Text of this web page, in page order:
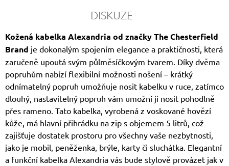
DISKUZE
Kožená kabelka Alexandria od značky The Chesterfield
Brand je dokonalým spojením elegance a praktičnosti, která
zaručeně upoutá svým půlměsíčkovým tvarem. Díky dvěma
popruhům nabízí flexibilní možnosti nošení – krátký
odnímatelný popruh umožňuje nosit kabelku v ruce, zatímco
dlouhý, nastavitelný popruh vám umožní ji nosit pohodlně
přes rameno. Tato kabelka, vyrobená z voskované hovězí
kůže, má hlavní přihrádku na zip s objemem 5 litrů, což
zajišťuje dostatek prostoru pro všechny vaše nezbytnosti,
jako je mobil, peněženka, brýle, karty či sluchátka. Elegantní
a funkční kabelka Alexandria vás bude stylově provázet jak v